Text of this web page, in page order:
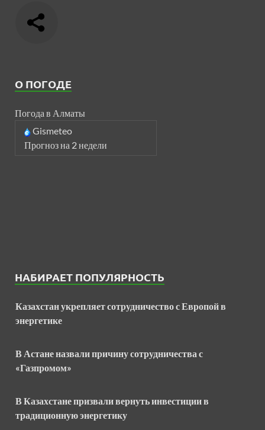
О ПОГОДЕ
Погода в Алматы
Gismeteo
Прогноз на 2 недели
НАБИРАЕТ ПОПУЛЯРНОСТЬ
Казахстан укрепляет сотрудничество с Европой в
энергетике
В Астане назвали причину сотрудничества с
«Газпромом»
В Казахстане призвали вернуть инвестиции в
традиционную энергетику